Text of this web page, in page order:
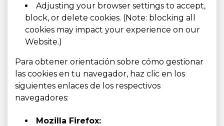
Adjusting your browser settings to accept,
block, or delete cookies. (Note: blocking all
cookies may impact your experience on our
Website.)
Para obtener orientación sobre cómo gestionar
las cookies en tu navegador, haz clic en los
siguientes enlaces de los respectivos
navegadores:
Mozilla Firefox: